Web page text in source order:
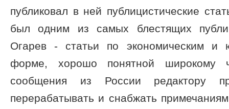
публиковал в ней публицистические
был одним из самых блестящих
Огарев - статьи по экономическим и
форме, хорошо понятной широкому
сообщения из России редактору
перерабатывать и снабжать